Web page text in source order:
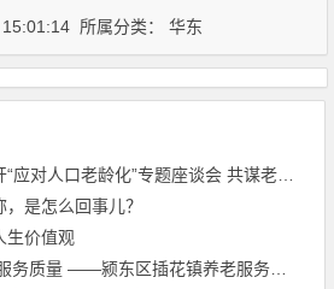
15:01:14 所属分类：华东
口老龄化”专题座谈会 共谋老龄事业发展新路径
是怎么回事儿？
生价值观
量 ——颍东区插花镇养老服务中心越办越红火